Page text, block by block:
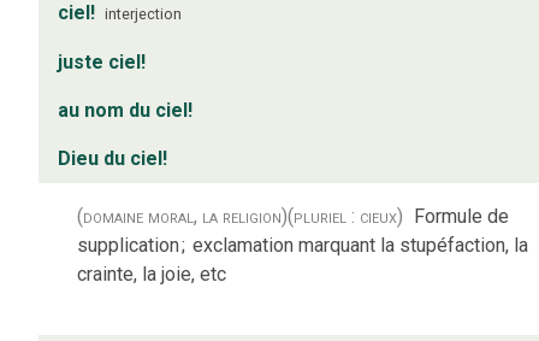
ciel! interjection
juste ciel!
au nom du ciel!
Dieu du ciel!
(domaine moral, la religion)(pluriel : cieux) Formule de
supplication; exclamation marquant la stupéfaction, la
crainte, la joie, etc